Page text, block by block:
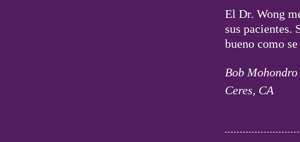
El Dr. Wong
sus pacientes.
bueno como se
Bob Mohondro
Ceres, CA